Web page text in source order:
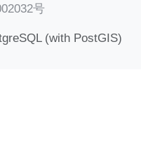
号
(with PostGIS)